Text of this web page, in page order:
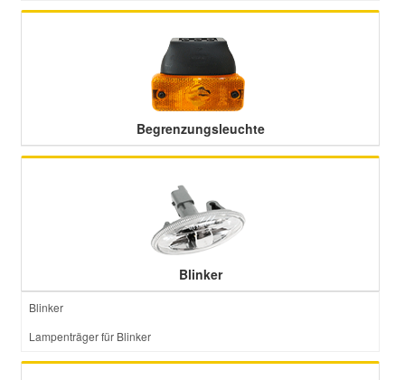
Begrenzungsleuchte
Blinker
Blinker
Lampenträger für Blinker
Smart Ersatzteile
Suzuki Ersatzteile
Vauxhall Ersatzteile
Volvo Ersatzteile